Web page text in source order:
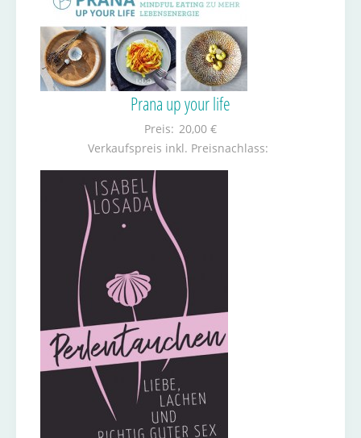
Prana up your life
Preis: 20,00 €
Verkaufspreis inkl. Preisnachlass: